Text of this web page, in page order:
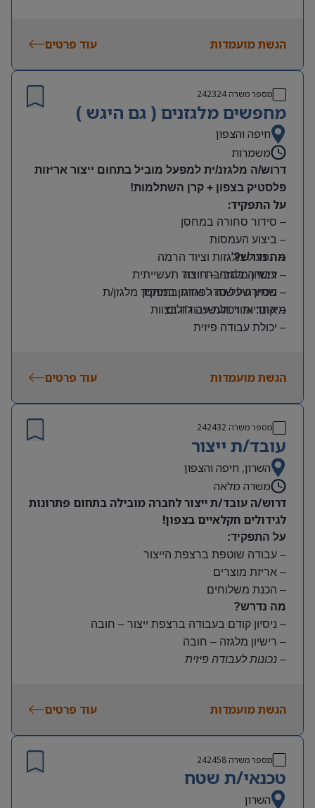
הגשת מועמדות עוד פרטים
מספר משרה242324
מחפשים מלגזנים ( גם היגש )
חיפה והצפון
משמרות
דרוש/ה מלגזנ/ית למפעל מוביל בתחום ייצור אריזות
פלסטיק בצפון + קרן השתלמות!
על התפקיד:
– סידור סחורה במחסן
– ביצוע העמסות
– תפעול מלגזות וציוד הרמה
– עבודה בסביבת ייצור תעשייתית
– שמירה על סדר וארגון במחסן
מה נדרש?
– רישיון מלגזה – חובה
– ניסיון של שנה לפחות בתפקיד מלגזן/ת
– אחריות ויכולת עבודה בצוות
– יכולת עבודה פיזית
משמרות:
שעות נוספות לפי צורך
תנאים:
סיבוס
קרן השתלמות
מיקום: אזור תעשייה ג’וליס
הגשת מועמדות עוד פרטים
מספר משרה 242432
עובד/ת ייצור
השרון, חיפה והצפון
משרה מלאה
דרוש/ה עובד/ת ייצור לחברה מובילה בתחום פתרונות
לגידולים חקלאיים בצפון!
על התפקיד:
– עבודה שוטפת ברצפת הייצור
– אריזת מוצרים
– הכנת משלוחים
מה נדרש?
– ניסיון קודם בעבודה ברצפת ייצור – חובה
– רישיון מלגזה – חובה
– נכונות לעבודה פיזית
משרה מלאה | ימים א-ה | 6:30-15:30
קרן השתלמות ובונוסים
עובד חברה מהיום הראשון
מיקום: חדרה
הגשת מועמדות עוד פרטים
מספר משרה242458
טכנאי/ת שטח
השרון